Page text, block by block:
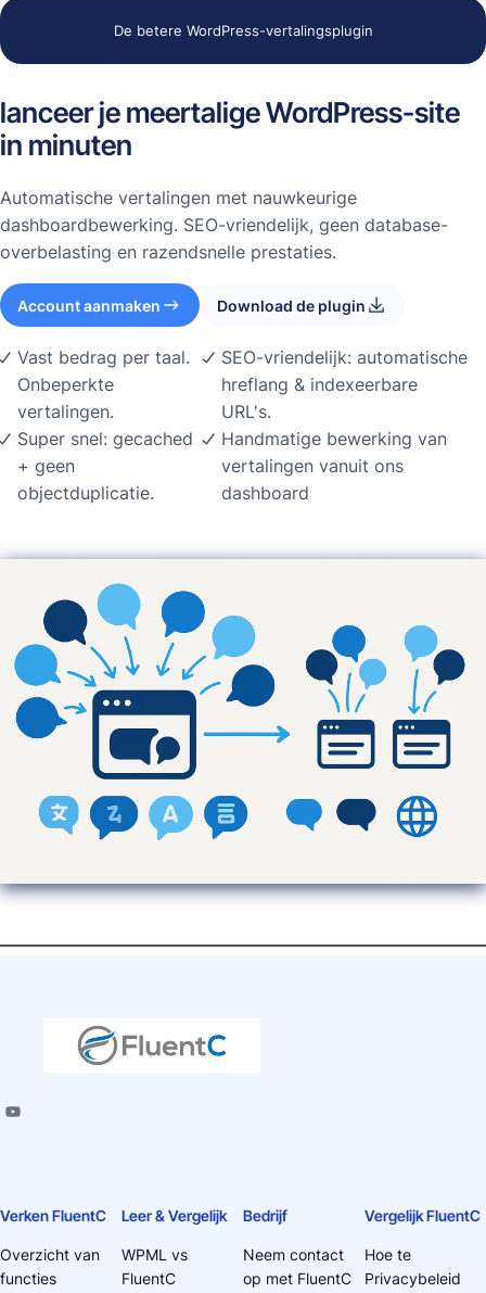
De betere WordPress-vertalingsplugin
lanceer je meertalige WordPress-site
in minuten
Automatische vertalingen met nauwkeurige
dashboardbewerking. SEO-vriendelijk, geen database-
overbelasting en razendsnelle prestaties.
Account aanmaken Download de plugin
Vast bedrag per taal.
Onbeperkte
vertalingen.
Super snel: gecached
+ geen
objectduplicatie.
SEO-vriendelijk: automatische
hreflang & indexeerbare
URL's.
Handmatige bewerking van
vertalingen vanuit ons
dashboard
Verken FluentC
Overzicht van
functies
Leer & Vergelijk
WPML vs
FluentC
Bedrijf
Neem contact
op met FluentC
Vergelijk FluentC
Hoe te
Privacybeleid